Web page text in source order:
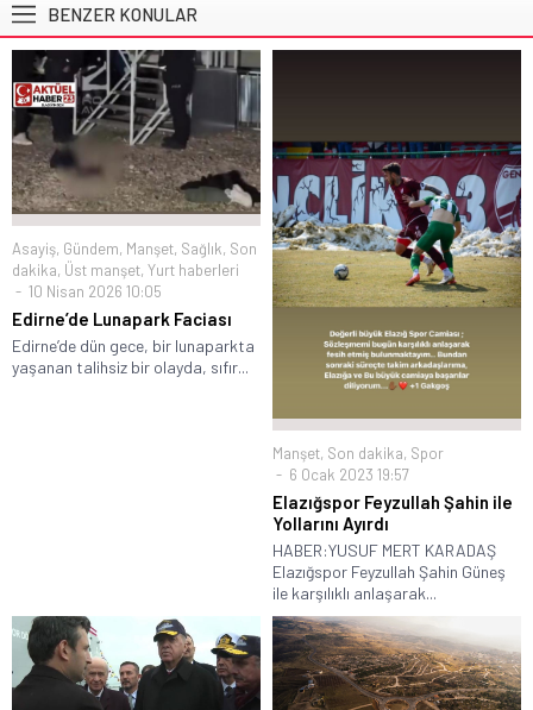
BENZER KONULAR
Asayiş, Gündem, Manşet, Sağlık, Son
dakika, Üst manşet, Yurt haberleri
10 Nisan 2026 10:05
Edirne’de Lunapark Faciası
Edirne’de dün gece, bir lunaparkta
yaşanan talihsiz bir olayda, sıfır...
Manşet, Son dakika, Spor
6 Ocak 2023 19:57
Elazığspor Feyzullah Şahin ile
Yollarını Ayırdı
HABER:YUSUF MERT KARADAŞ
Elazığspor Feyzullah Şahin Güneş
ile karşılıklı anlaşarak...